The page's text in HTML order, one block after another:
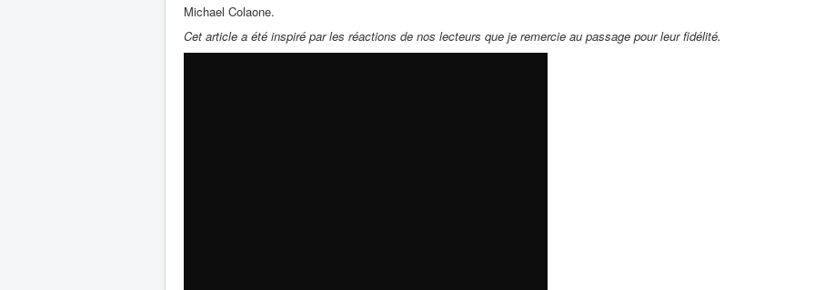
Michael Colaone.
Cet article a été inspiré par les réactions de nos lecteurs que je remercie au passage pour leur fidélité.